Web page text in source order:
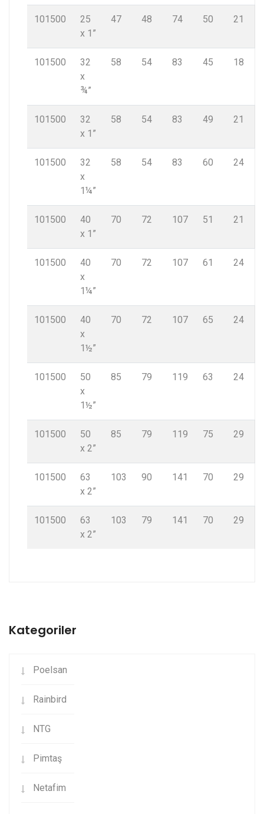
101500
25
x 1”
47 48 74 50 21
101500
32
x
¾”
58 54 83 45 18
101500
32
x 1”
58 54 83 49 21
101500
32
x
1¼”
58 54 83 60 24
101500
40
x 1”
70 72 107 51 21
101500
40
x
1¼”
70 72 107 61 24
101500
40
x
1½”
70 72 107 65 24
101500
50
x
1½”
85 79 119 63 24
101500
50
x 2”
85 79 119 75 29
101500
63
x 2”
103 90 141 70 29
101500
63
x 2”
103 79 141 70 29
Kategoriler
Poelsan
Rainbird
NTG
Pimtaş
Netafim